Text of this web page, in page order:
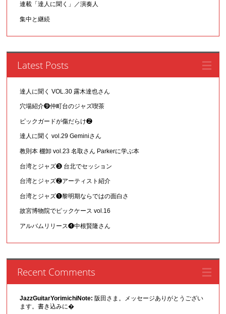
連載「達人に聞く」／演奏人
集中と継続
Latest Posts
達人に聞く VOL.30 露木達也さん
穴場紹介❾仲町台のジャズ喫茶
ピックガードが傷だらけ❷
達人に聞く vol.29 Geminiさん
教則本 棚卸 vol.23 名取さん Parkerに学ぶ本
台湾とジャズ❸ 台北でセッション
台湾とジャズ❷アーティスト紹介
台湾とジャズ❶黎明期ならではの面白さ
故宮博物院でピックケース vol.16
アルバムリリース❹中根賢隆さん
Recent Comments
JazzGuitarYorimichiNote: 阪田さま。メッセージありがとうござい
ます。書き込みに�